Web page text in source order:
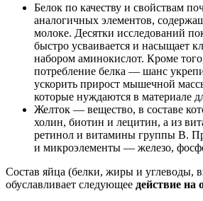
Белок по качеству и свойствам
аналогичных элементов,
молоке. Десятки исследований
быстро усваивается и насыщает
набором аминокислот. Кроме
потребление белка — шанс
ускорить прирост мышечной
которые нуждаются в материале
Желток — вещество, в составе
холин, биотин и лецитин, а из
ретинол и витамины группы В.
и микроэлементы — железо,
Состав яйца (белки, жиры и углеводы,
обуславливает следующее действие на